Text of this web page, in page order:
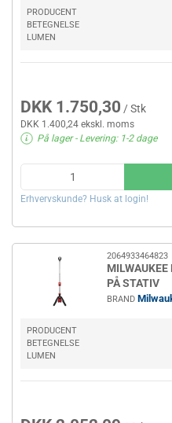
PRODUCENT
BETEGNELSE
LUMEN
DKK 1.750,30 / Stk
DKK 1.400,24 ekskl. moms
På lager- Levering: 1-2 dage
Erhvervskunde? Husk at login!
2064933464823
PÅ STATIV
BRAND
PRODUCENT
BETEGNELSE
LUMEN